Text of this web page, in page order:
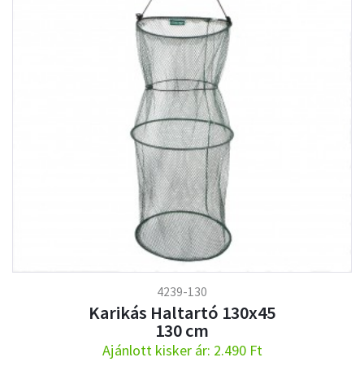
4239-130
Karikás Haltartó 130x45
130 cm
Ajánlott kisker ár: 2.490 Ft